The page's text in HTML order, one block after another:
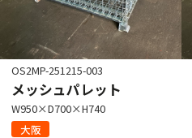
OS2MP-251215-003
メッシュパレット
W950×D700×H740
大阪